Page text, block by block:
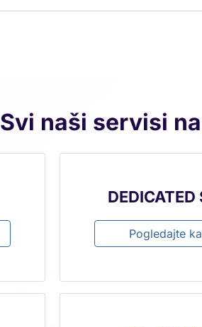
Svi naši servisi
DEDICATED
Pogledajte